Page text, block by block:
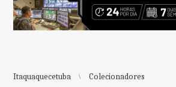
Itaquaquecetuba Colecionadores